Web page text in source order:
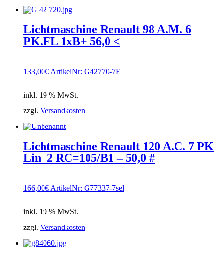
Lichtmaschine Renault 98 A.M. 6
PK.FL 1xB+ 56,0 <
133,00€ ArtikelNr: G42770-7E
inkl. 19 % MwSt.
zzgl. Versandkosten
Lichtmaschine Renault 120 A.C. 7 PK
Lin_2 RC=105/B1 – 50,0 #
166,00€ ArtikelNr: G77337-7sel
inkl. 19 % MwSt.
zzgl. Versandkosten